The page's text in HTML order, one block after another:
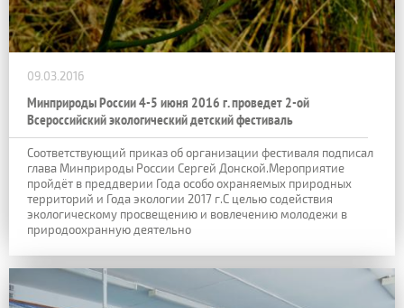
09.03.2016
Минприроды России 4-5 июня 2016 г. проведет 2-ой
Всероссийский экологический детский фестиваль
Соответствующий приказ об организации фестиваля подписал
глава Минприроды России Сергей Донской.Мероприятие
пройдёт в преддверии Года особо охраняемых природных
территорий и Года экологии 2017 г.С целью содействия
экологическому просвещению и вовлечению молодежи в
природоохранную деятельно